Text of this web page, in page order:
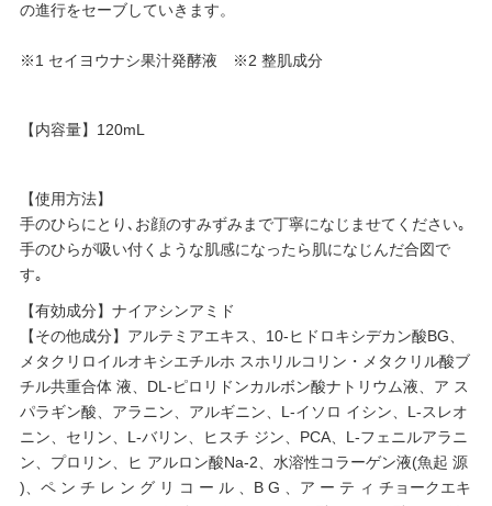
の進行をセーブしていきます。
※1 セイヨウナシ果汁発酵液 ※2 整肌成分
【内容量】120mL
【使用方法】
手のひらにとり､お顔のすみずみまで丁寧になじませてください｡
手のひらが吸い付くような肌感になったら肌になじんだ合図で
す｡
【有効成分】ナイアシンアミド
【その他成分】アルテミアエキス、10-ヒドロキシデカン酸BG、
メタクリロイルオキシエチルホ スホリルコリン・メタクリル酸ブ
チル共重合体 液、DL-ピロリドンカルボン酸ナトリウム液、ア ス
パラギン酸、アラニン、アルギニン、L-イソロ イシン、L-スレオ
ニン、セリン、L-バリン、ヒスチ ジン、PCA、L-フェニルアラニ
ン、プロリン、ヒ アルロン酸Na-2、水溶性コラーゲン液(魚起 源
)、ペ ン チ レ ン グ リ コ ー ル 、B G 、ア ー テ ィ チョークエキ